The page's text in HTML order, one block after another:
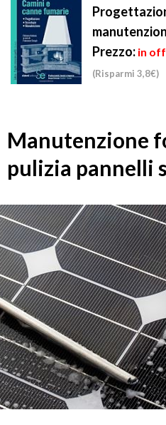
Prezzo: in
(Risparmi 3,8€)
Manutenzione
pulizia pannelli